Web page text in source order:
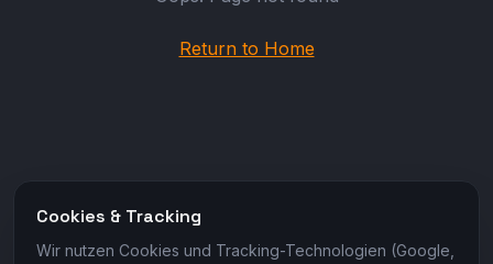
Return to Home
Cookies & Tracking
Wir nutzen Cookies und Tracking-Technologien (Google,